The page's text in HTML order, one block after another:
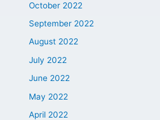
October 2022
September 2022
August 2022
July 2022
June 2022
May 2022
April 2022